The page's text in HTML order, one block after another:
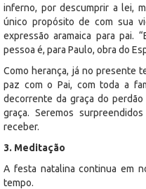
inferno, por descumprir a lei,
único propósito de com sua
expressão aramaica para pai.
pessoa é, para Paulo, obra do
Como herança, já no presente
paz com o Pai, com toda a
decorrente da graça do
graça. Seremos
receber.
3. Meditação
A festa natalina continua em
tempo.